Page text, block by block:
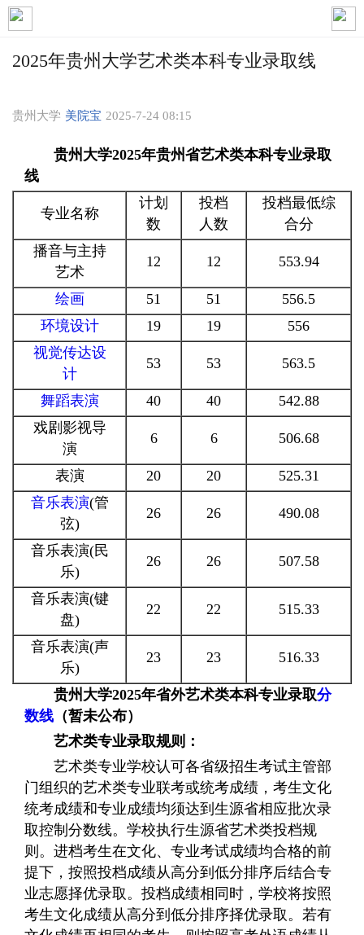
2025年贵州大学艺术类本科专业录取线
贵州大学 美院宝 2025-7-24 08:15
贵州大学2025年贵州省艺术类本科专业录取
线
专业名称
计划
数
投档
人数
投档最低综
合分
播音与主持
艺术
12 12 553.94
绘画 51 51
556.5
环境设计
19 19
556
视觉传达设
计
53 53 563.5
舞蹈表演 40 40
542.88
戏剧影视导
演
6 6 506.68
表演 20 20
525.31
音乐表演(管
弦)
26 26 490.08
音乐表演(民
乐)
26 26 507.58
音乐表演(键
盘)
22 22 515.33
音乐表演(声
乐)
23 23 516.33
贵州大学2025年省外艺术类本科专业录取分
数线 （暂未公布）
艺术类专业录取规则：
艺术类专业学校认可各省级招生考试主管部
门组织的艺术类专业联考或统考成绩，考生文化
统考成绩和专业成绩均须达到生源省相应批次录
取控制分数线。学校执行生源省艺术类投档规
则。进档考生在文化、专业考试成绩均合格的前
提下，按照投档成绩从高分到低分排序后结合专
业志愿择优录取。投档成绩相同时，学校将按照
考生文化成绩从高分到低分排序择优录取。若有